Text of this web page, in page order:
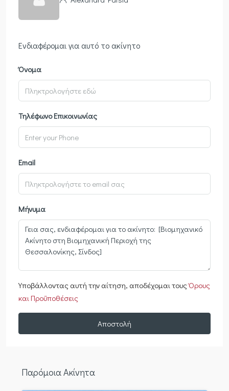
Ενδιαφέρομαι για αυτό το ακίνητο
Όνομα
Τηλέφωνο Επικοινωνίας
Email
Μήνυμα
Υποβάλλοντας αυτή την αίτηση, αποδέχομαι τουςΌρους
και Προϋποθέσεις
Αποστολή
Παρόμοια Ακίνητα